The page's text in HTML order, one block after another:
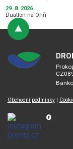
29. 8. 2026
Duatlon na Ohři
Obchodní podmínky|